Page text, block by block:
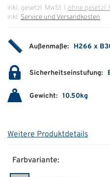
Karriere
Partner
Geschichte
inkl. gesetzl. MwSt. ( ohne gesetzl.
inkl. Service und Versandkosten
Außenmaße: H266 x
Sicherheitseinstufung:
Gewicht: 10.50kg
Weitere Produktdetails
Farbvariante: